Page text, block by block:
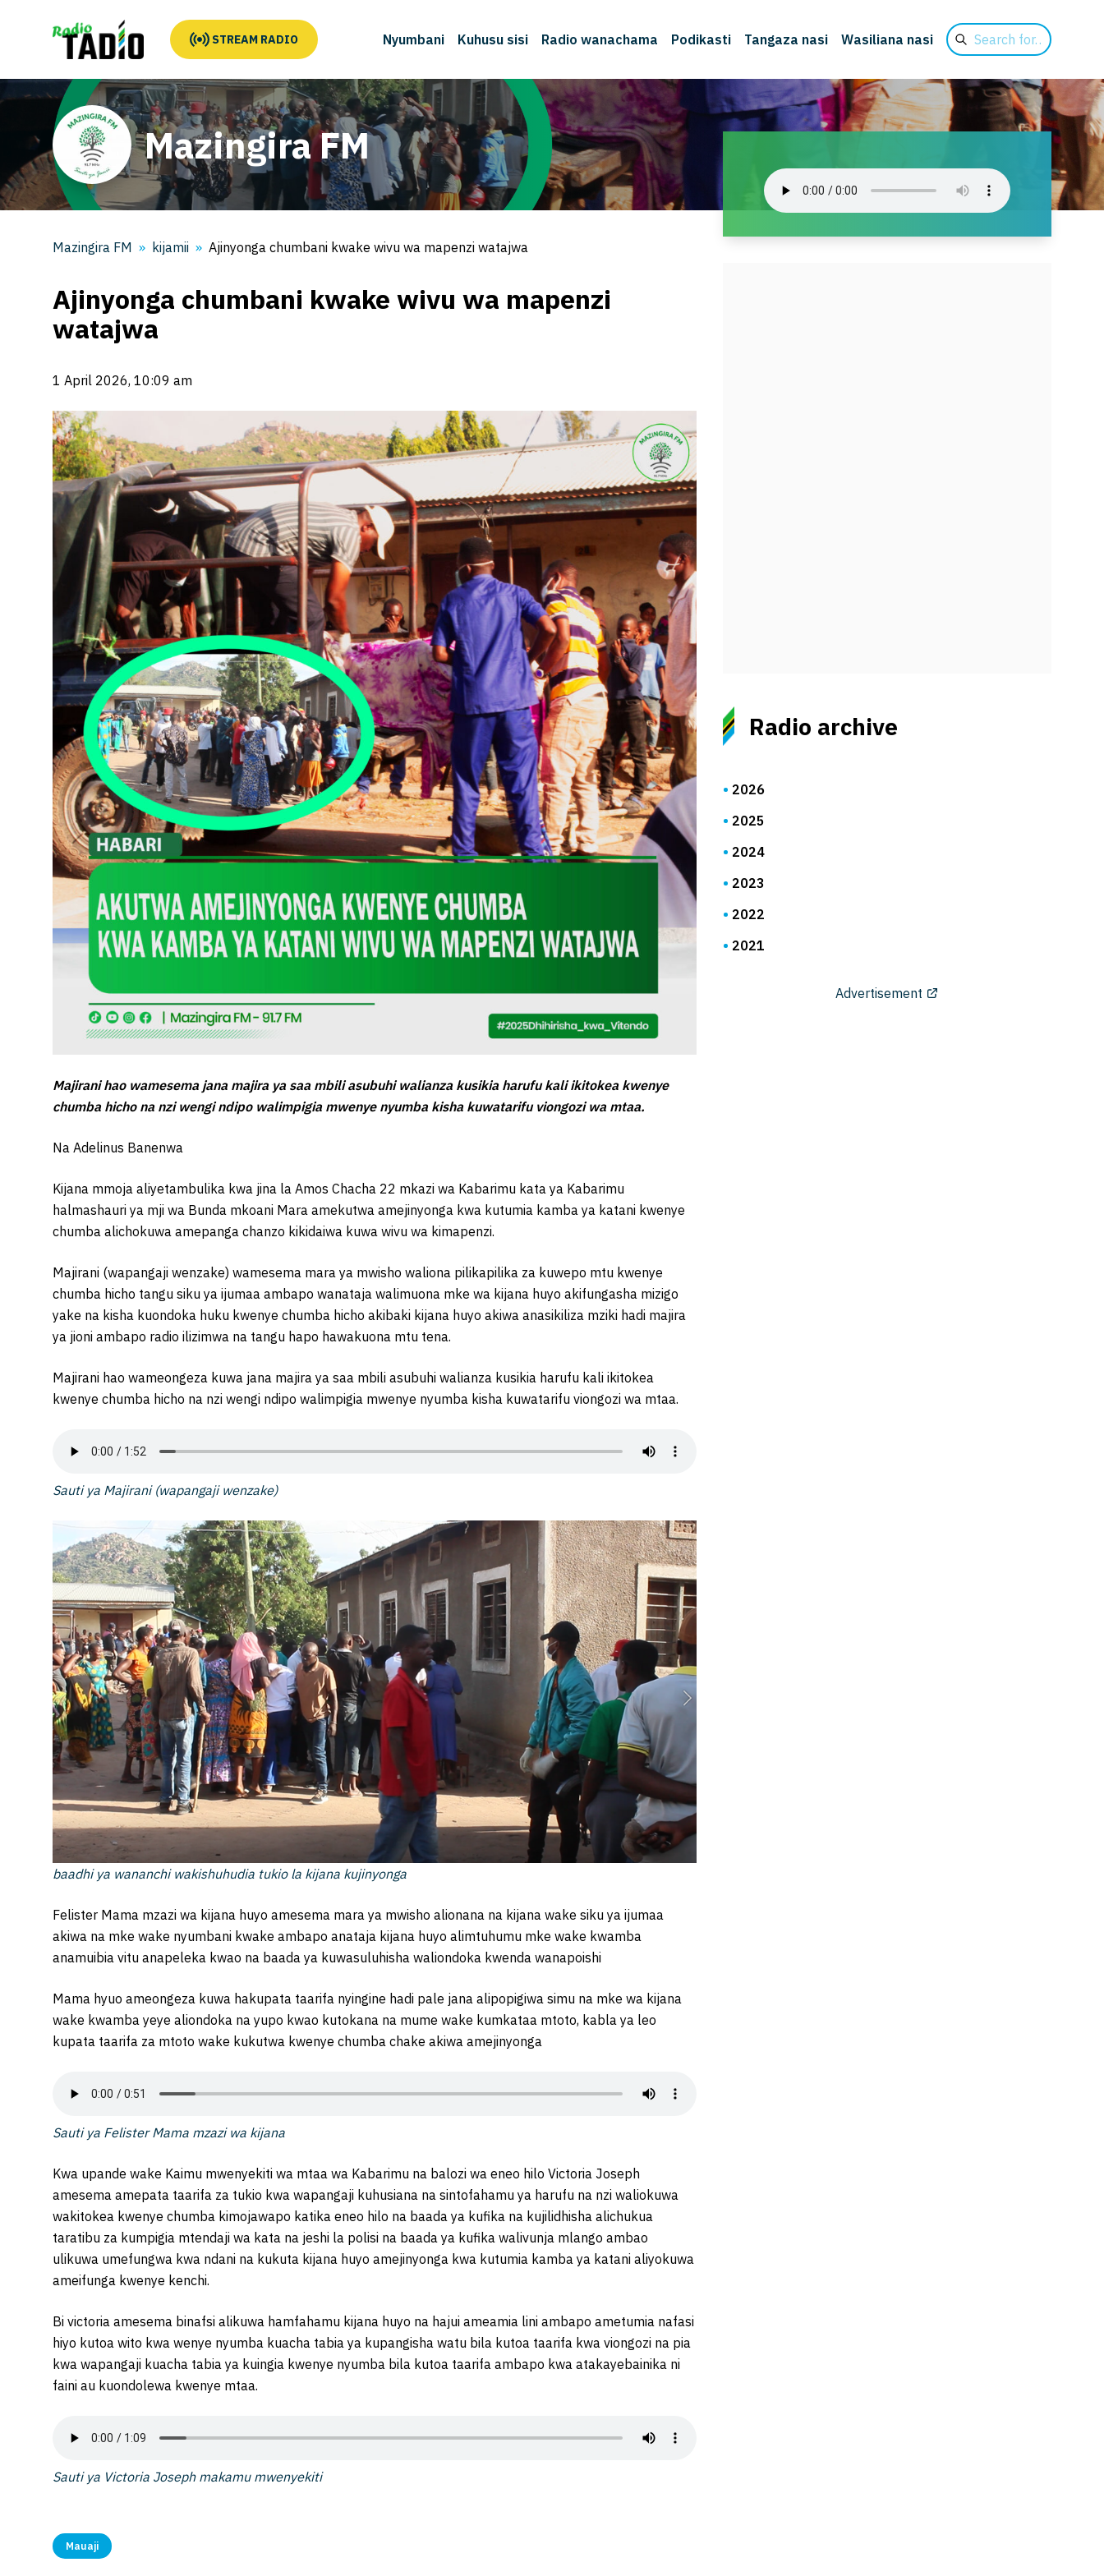
STREAM RADIO Nyumbani Kuhusu sisi Radio wanachama Podikasti Tangaza nasi Wasiliana nasi
Search
for
Mazingira FM
Mazingira FM kijamii Ajinyonga chumbani kwake wivu wa mapenzi watajwa
Ajinyonga chumbani kwake wivu wa mapenzi
watajwa
1 April 2026, 10:09 am
Majirani hao wamesema jana majira ya saa mbili asubuhi walianza kusikia harufu kali ikitokea kwenye
chumba hicho na nzi wengi ndipo walimpigia mwenye nyumba kisha kuwatarifu viongozi wa mtaa.
Na Adelinus Banenwa
Kijana mmoja aliyetambulika kwa jina la Amos Chacha 22 mkazi wa Kabarimu kata ya Kabarimu
halmashauri ya mji wa Bunda mkoani Mara amekutwa amejinyonga kwa kutumia kamba ya katani kwenye
chumba alichokuwa amepanga chanzo kikidaiwa kuwa wivu wa kimapenzi.
Majirani (wapangaji wenzake) wamesema mara ya mwisho waliona pilikapilika za kuwepo mtu kwenye
chumba hicho tangu siku ya ijumaa ambapo wanataja walimuona mke wa kijana huyo akifungasha mizigo
yake na kisha kuondoka huku kwenye chumba hicho akibaki kijana huyo akiwa anasikiliza mziki hadi majira
ya jioni ambapo radio ilizimwa na tangu hapo hawakuona mtu tena.
Majirani hao wameongeza kuwa jana majira ya saa mbili asubuhi walianza kusikia harufu kali ikitokea
kwenye chumba hicho na nzi wengi ndipo walimpigia mwenye nyumba kisha kuwatarifu viongozi wa mtaa.
Sauti ya Majirani (wapangaji wenzake)
baadhi ya wananchi wakishuhudia tukio la kijana kujinyonga
Felister Mama mzazi wa kijana huyo amesema mara ya mwisho alionana na kijana wake siku ya ijumaa
akiwa na mke wake nyumbani kwake ambapo anataja kijana huyo alimtuhumu mke wake kwamba
anamuibia vitu anapeleka kwao na baada ya kuwasuluhisha waliondoka kwenda wanapoishi
Mama hyuo ameongeza kuwa hakupata taarifa nyingine hadi pale jana alipopigiwa simu na mke wa kijana
wake kwamba yeye aliondoka na yupo kwao kutokana na mume wake kumkataa mtoto, kabla ya leo
kupata taarifa za mtoto wake kukutwa kwenye chumba chake akiwa amejinyonga
Sauti ya Felister Mama mzazi wa kijana
Kwa upande wake Kaimu mwenyekiti wa mtaa wa Kabarimu na balozi wa eneo hilo Victoria Joseph
amesema amepata taarifa za tukio kwa wapangaji kuhusiana na sintofahamu ya harufu na nzi waliokuwa
wakitokea kwenye chumba kimojawapo katika eneo hilo na baada ya kufika na kujilidhisha alichukua
taratibu za kumpigia mtendaji wa kata na jeshi la polisi na baada ya kufika walivunja mlango ambao
ulikuwa umefungwa kwa ndani na kukuta kijana huyo amejinyonga kwa kutumia kamba ya katani aliyokuwa
ameifunga kwenye kenchi.
Bi victoria amesema binafsi alikuwa hamfahamu kijana huyo na hajui ameamia lini ambapo ametumia nafasi
hiyo kutoa wito kwa wenye nyumba kuacha tabia ya kupangisha watu bila kutoa taarifa kwa viongozi na pia
kwa wapangaji kuacha tabia ya kuingia kwenye nyumba bila kutoa taarifa ambapo kwa atakayebainika ni
faini au kuondolewa kwenye mtaa.
Sauti ya Victoria Joseph makamu mwenyekiti
Mauaji
Radio archive
2026
2025
2024
2023
2022
2021
Advertisement